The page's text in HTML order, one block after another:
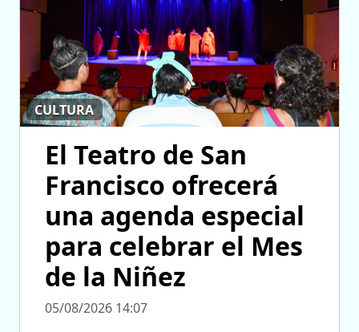
CULTURA
El Teatro de San
Francisco ofrecerá
una agenda especial
para celebrar el Mes
de la Niñez
05/08/2026 14:07